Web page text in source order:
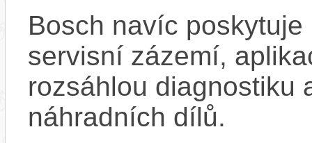
Bosch navíc
servisní zázemí,
rozsáhlou diagnostiku
náhradních dílů.